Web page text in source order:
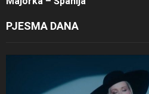
PJESMA DANA